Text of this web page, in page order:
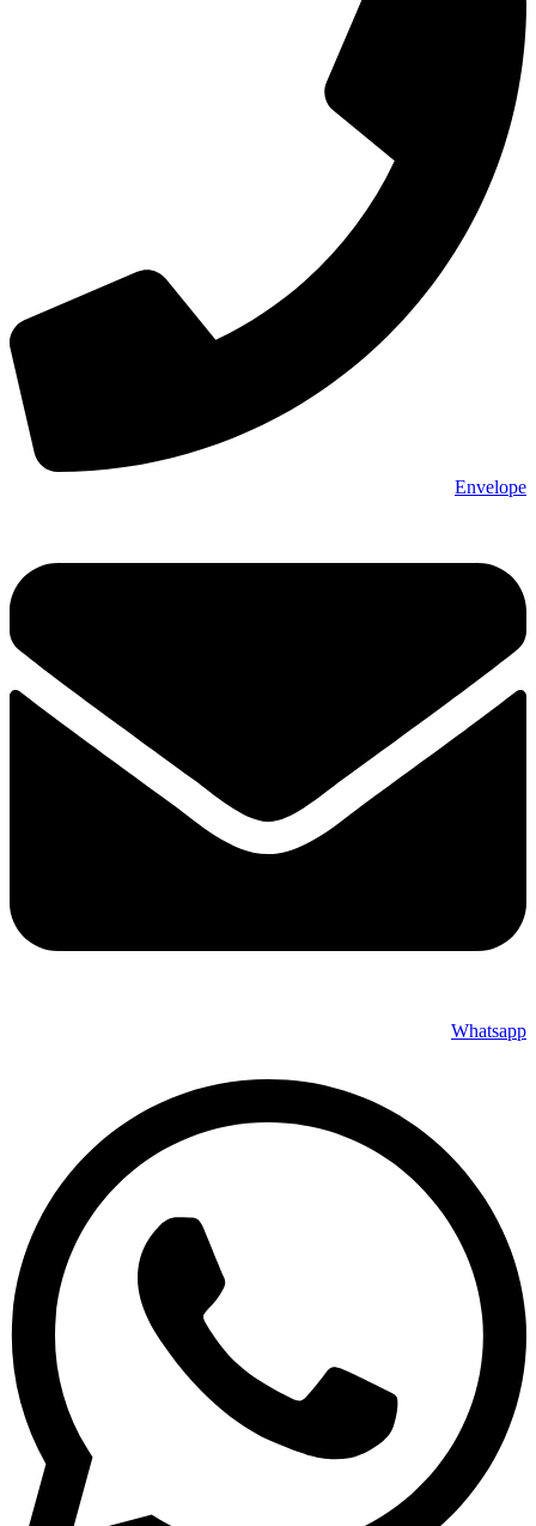
Envelope
Whatsapp